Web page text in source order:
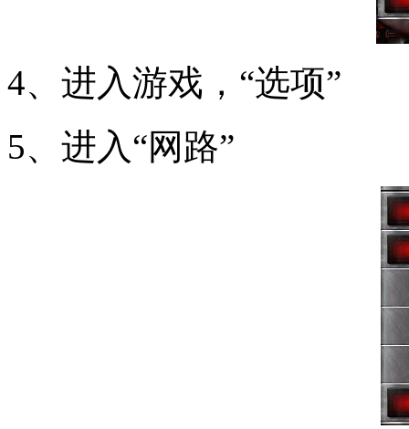
4、进入游戏，“选项”
5、进入“网路”